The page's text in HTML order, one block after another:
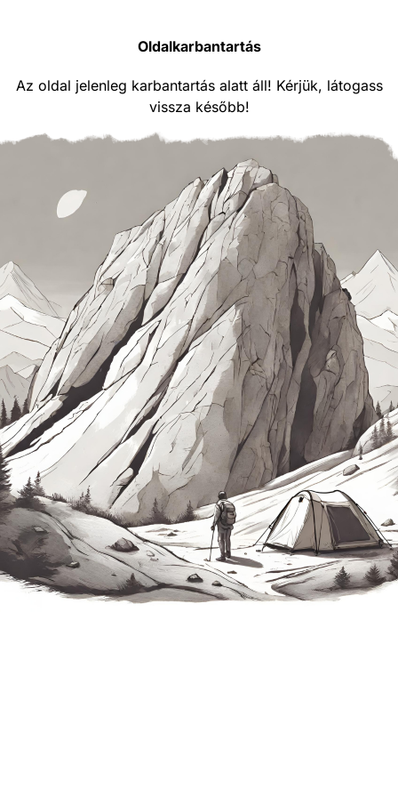
Oldalkarbantartás
Az oldal jelenleg karbantartás alatt áll! Kérjük, látogass
vissza később!